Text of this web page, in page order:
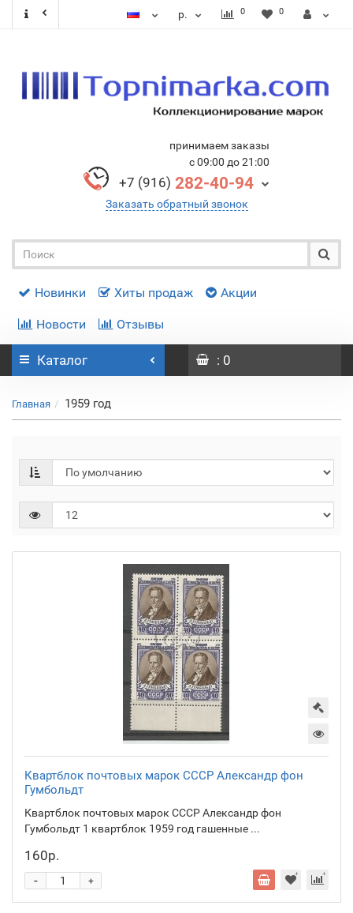
р. 0 0
принимаем заказы
с 09:00 до 21:00
+7 (916) 282-40-94
Заказать обратный звонок
Новинки Хиты продаж Акции
Новости Отзывы
Каталог : 0
Главная 1959 год
Квартблок почтовых марок СССР Александр фон
Гумбольдт
Квартблок почтовых марок СССР Александр фон
Гумбольдт 1 квартблок 1959 год гашенные ...
160р.
+
-